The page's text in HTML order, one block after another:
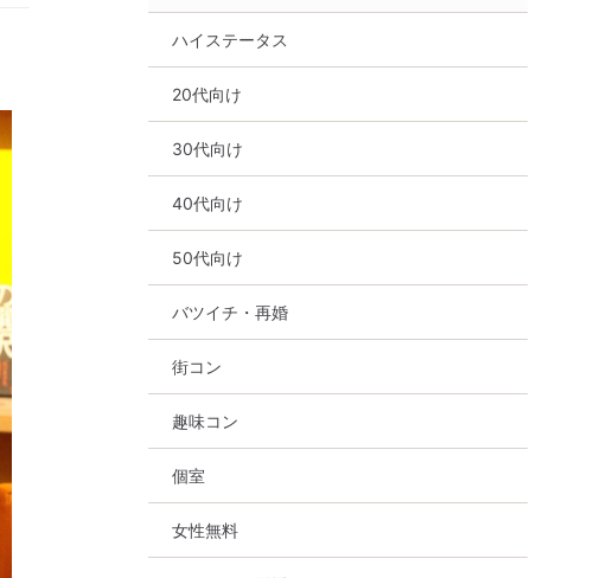
ハイステータス
20代向け
30代向け
40代向け
50代向け
バツイチ・再婚
街コン
趣味コン
個室
女性無料